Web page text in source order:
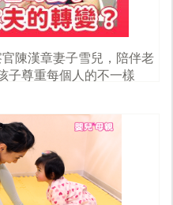
陳漢章妻子雪兒，陪伴老
子尊重每個人的不一樣